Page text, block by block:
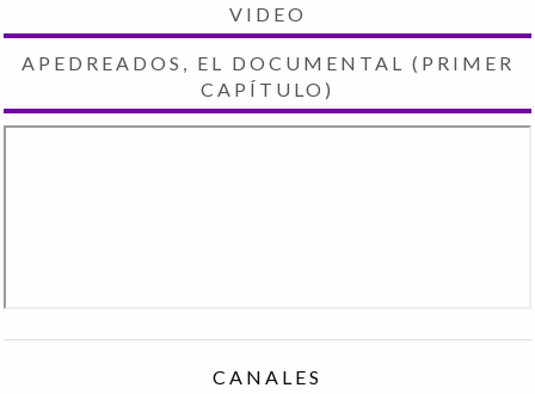
VIDEO
APEDREADOS, EL DOCUMENTAL (PRIMER
CAPÍTULO)
CANALES